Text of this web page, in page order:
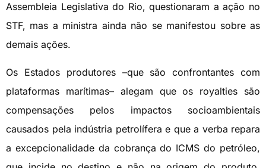
Assembleia Legislativa do Rio, questionaram a ação no
STF, mas a ministra ainda não se manifestou sobre as
demais ações.
Os Estados produtores –que são confrontantes com
plataformas marítimas– alegam que os royalties são
compensações pelos impactos socioambientais
causados pela indústria petrolífera e que a verba repara
a excepcionalidade da cobrança do ICMS do petróleo,